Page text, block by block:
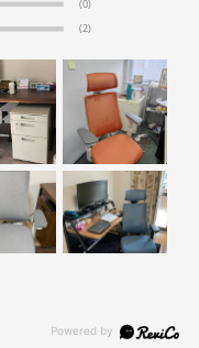
(0)
(2)